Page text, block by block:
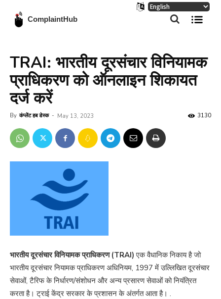
ComplaintHub
TRAI: भारतीय दूरसंचार विनियामक
प्राधिकरण को ऑनलाइन शिकायत
दर्ज करें
By कंप्लेंट हब डेस्क - May 13, 2023 3130
भारतीय दूरसंचार विनियामक प्राधिकरण (TRAI) एक वैधानिक निकाय है जो
भारतीय दूरसंचार नियामक प्राधिकरण अधिनियम, 1997 में उल्लिखित दूरसंचार
सेवाओं, टैरिफ के निर्धारण/संशोधन और अन्य प्रसारण सेवाओं को नियंत्रित
करता है। ट्राई केंद्र सरकार के प्रशासन के अंतर्गत आता है। .